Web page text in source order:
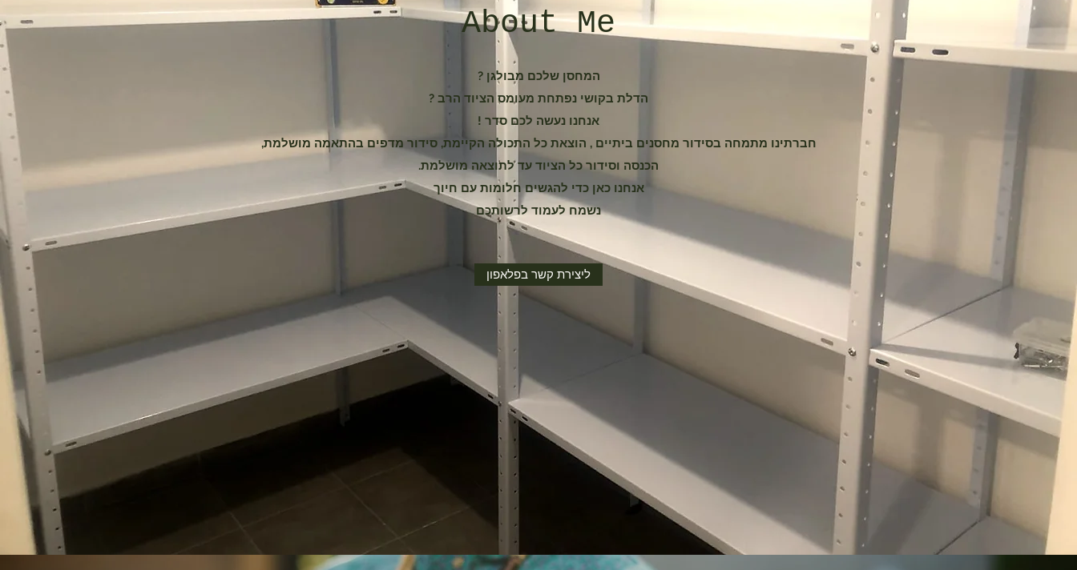
About Me
המחסן שלכם מבולגן ?
הדלת בקושי נפתחת מעומס הציוד הרב ?
אנחנו נעשה לכם סדר !
חברתינו מתמחה בסידור מחסנים ביתיים , הוצאת כל התכולה הקיימת, סידור מדפים בהתאמה מושלמת,
הכנסה וסידור כל הציוד עד לתוצאה מושלמת.
אנחנו כאן כדי להגשים חלומות עם חיוך
נשמח לעמוד לרשותכם
ליצירת קשר בפלאפון